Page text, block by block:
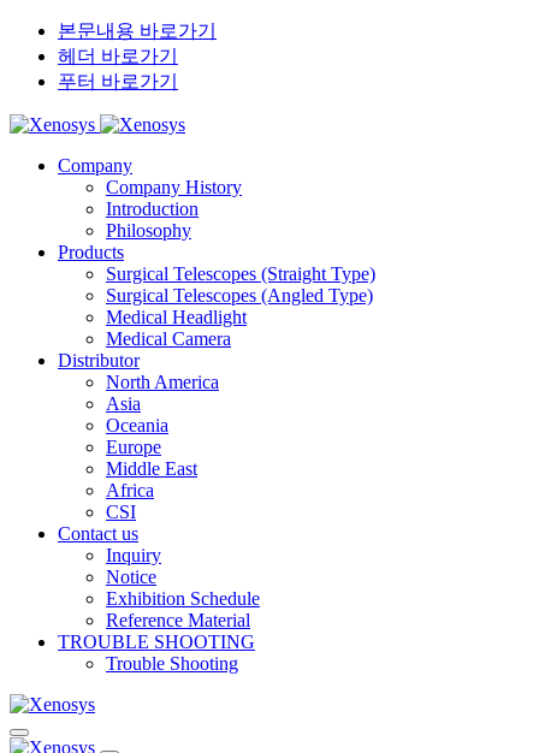
본문내용 바로가기
헤더 바로가기
푸터 바로가기
Company
Company History
Introduction
Philosophy
Products
Surgical Telescopes (Straight Type)
Surgical Telescopes (Angled Type)
Medical Headlight
Medical Camera
Distributor
North America
Asia
Oceania
Europe
Middle East
Africa
CSI
Contact us
Inquiry
Notice
Exhibition Schedule
Reference Material
TROUBLE SHOOTING
Trouble Shooting